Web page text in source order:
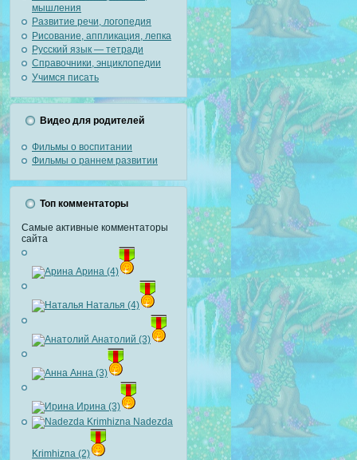
мышления
Развитие речи, логопедия
Рисование, аппликация, лепка
Русский язык — тетради
Справочники, энциклопедии
Учимся писать
Видео для родителей
Фильмы о воспитании
Фильмы о раннем развитии
Топ комментаторы
Самые активные комментаторы
сайта
Арина (4)
Наталья (4)
Анатолий (3)
Анна (3)
Ирина (3)
Nadezda
Krimhizna (2)